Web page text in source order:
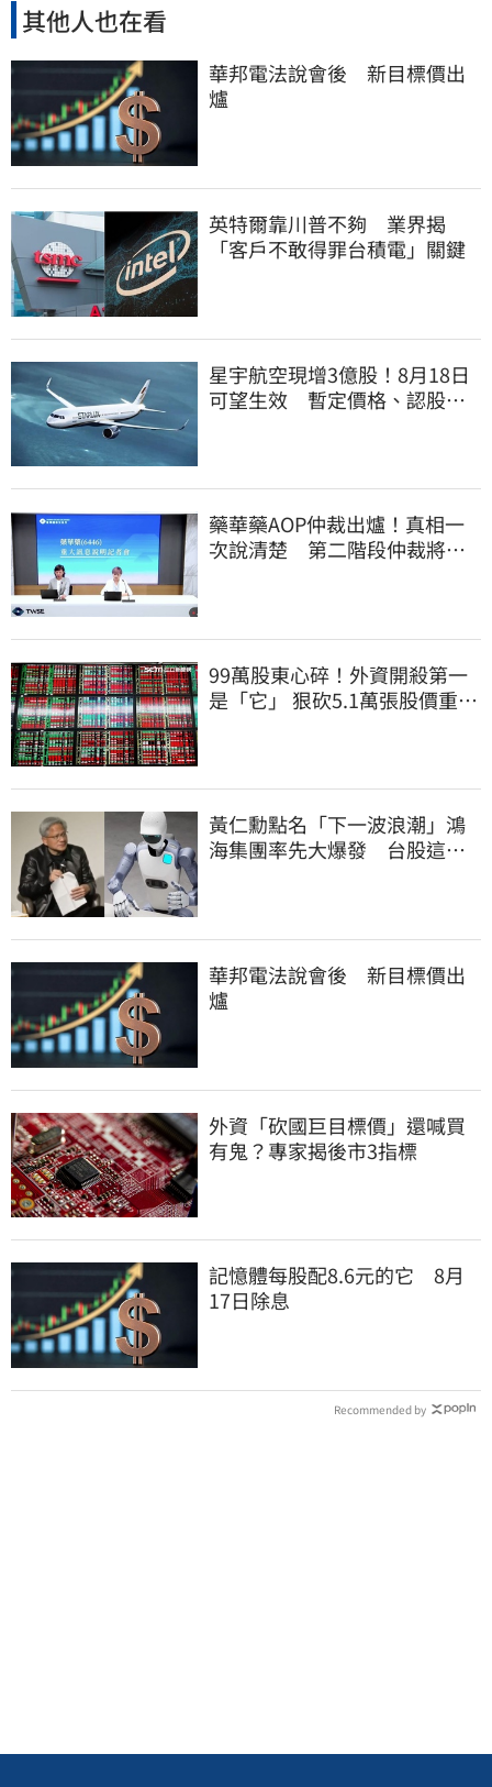
其他人也在看
華邦電法說會後 新目標價出
爐
英特爾靠川普不夠 業界揭
「客戶不敢得罪台積電」關鍵
星宇航空現增3億股！8月18日
可望生效 暫定價格、認股規
藥華藥AOP仲裁出爐！真相一
次說清楚 第二階段仲裁將聲
99萬股東心碎！外資開殺第一
是「它」 狠砍5.1萬張股價重挫
黃仁勳點名「下一波浪潮」鴻
海集團率先大爆發 台股這族
華邦電法說會後 新目標價出
爐
外資「砍國巨目標價」還喊買
有鬼？專家揭後市3指標
記憶體每股配8.6元的它 8月
17日除息
Recommended by